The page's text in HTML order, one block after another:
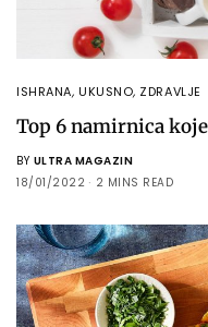
ISHRANA, UKUSNO, ZDRAVLJE
Top 6 namirnica
BY ULTRA MAGAZIN
18/01/2022
2 MINS READ